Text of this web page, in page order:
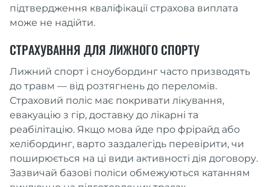
підтвердження кваліфікації страхова виплата
може не надійти.
СТРАХУВАННЯ ДЛЯ ЛИЖНОГО СПОРТУ
Лижний спорт і сноубординг часто призводять
до травм — від розтягнень до переломів.
Страховий поліс має покривати лікування,
евакуацію з гір, доставку до лікарні та
реабілітацію. Якщо мова йде про фрірайд або
хелібординг, варто заздалегідь перевірити, чи
поширюється на ці види активності дія договору.
Зазвичай базові поліси обмежуються катанням